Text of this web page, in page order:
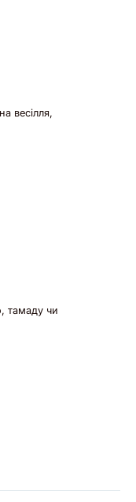
весілля,
тамаду чи